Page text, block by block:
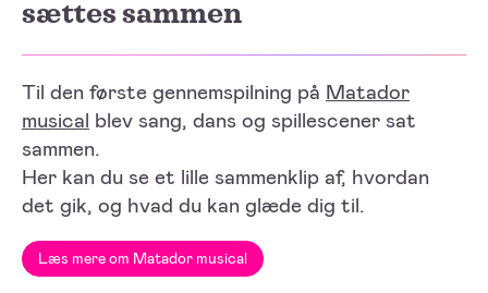
sættes sammen
Til den første gennemspilning på Matador
musical blev sang, dans og spillescener sat
sammen.
Her kan du se et lille sammenklip af, hvordan
det gik, og hvad du kan glæde dig til.
Læs mere om Matador musical